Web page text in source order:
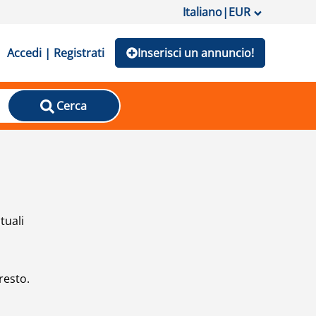
Italiano|EUR
Accedi | Registrati Inserisci un annuncio!
Cerca